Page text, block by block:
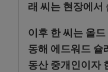
래 씨는 현장에서
이후 한 씨는 올
동해 에드워드 슐
동산 중개인이자